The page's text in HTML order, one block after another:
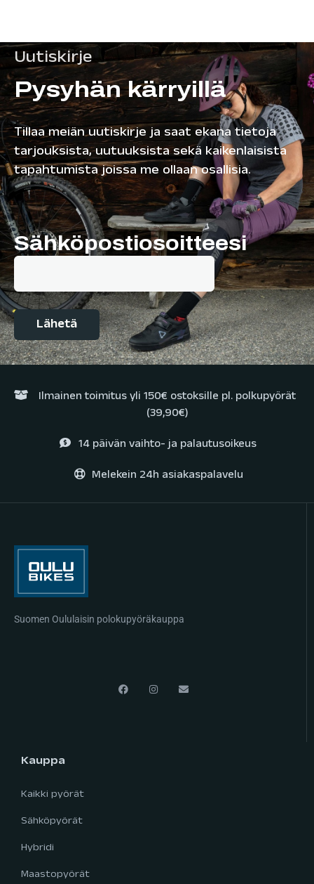
Uutiskirje
Pysyhän kärryillä
Tillaa meiän uutiskirje ja saat ekana tietoja
tarjouksista, uutuuksista sekä kaikenlaisista
tapahtumista joissa me ollaan osallisia.
Sähköpostiosoitteesi
Ilmainen toimitus yli 150€ ostoksille pl. polkupyörät
(39,90€)
14 päivän vaihto- ja palautusoikeus
Melekein 24h asiakaspalavelu
Suomen Oululaisin polokupyöräkauppa
Kauppa
Kaikki pyörät
Sähköpyörät
Hybridi
Maastopyörät